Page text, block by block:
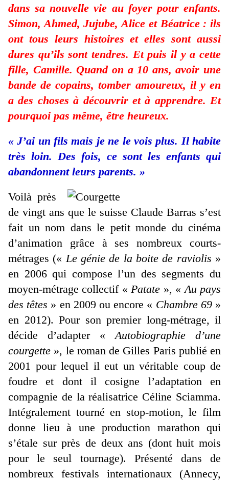
dans sa nouvelle vie au foyer pour enfants.
Simon, Ahmed, Jujube, Alice et Béatrice : ils
ont tous leurs histoires et elles sont aussi
dures qu’ils sont tendres. Et puis il y a cette
fille, Camille. Quand on a 10 ans, avoir une
bande de copains, tomber amoureux, il y en
a des choses à découvrir et à apprendre. Et
pourquoi pas même, être heureux.
« J’ai un fils mais je ne le vois plus. Il habite
très loin. Des fois, ce sont les enfants qui
abandonnent leurs parents. »
Voilà près
de vingt ans que le suisse Claude Barras s’est
fait un nom dans le petit monde du cinéma
d’animation grâce à ses nombreux courts-
métrages («Le génie de la boite de raviolis »
en 2006 qui compose l’un des segments du
moyen-métrage collectif «Patate », «Au pays
des têtes » en 2009 ou encore « Chambre 69»
en 2012). Pour son premier long-métrage, il
décide d’adapter «Autobiographie d’une
courgette », le roman de Gilles Paris publié en
2001 pour lequel il eut un véritable coup de
foudre et dont il cosigne l’adaptation en
compagnie de la réalisatrice Céline Sciamma.
Intégralement tourné en stop-motion, le film
donne lieu à une production marathon qui
s’étale sur près de deux ans (dont huit mois
pour le seul tournage). Présenté dans de
nombreux festivals internationaux (Annecy,